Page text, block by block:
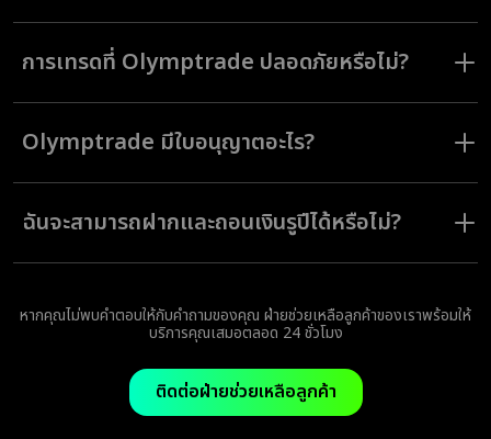
Olymptrade เป็นโบรกเกอร์ที่มีใบอนุญาตและควบคุมโดยคณะกรรมการ
บริการทางการเงินของวานูอาตู โบรกเกอร์มีเหตุอันชอบด้วยกฎหมายที่จะ
ดำเนินธุรกิจอย่างถูกต้องตามกฎหมายในรูปแบบของการเทรดที่แตกต่างกันไป
การเทรดที่ Olymptrade ปลอดภัยหรือไม่?
Olymptrade มอบเงื่อนไขการเทรดที่โปร่งใสและปกป้องผลประโยชน์ของนัก
เทรดไปพร้อม ๆ กัน ทั้งนี้ Olymptrade ยังได้รับการกำกับดูแลจากคณะ
กรรมาธิการการเงิน ซึ่งเป็นองค์กรกำกับดูแลอิสระระดับนานาชาติ โดยมีหน้าที่
ไกล่เกลี่ยข้อพิพาทระหว่างโบรกเกอร์และลูกค้า บริษัทที่จะสามารถเป็นสมาชิก
คณะกรรมาธิการการเงินได้จะต้องเป็นบริษัทที่คงมาตรฐานที่ปลอดภัยและ
นักเทรดของเรา
ได้รับการปกป้องโดยคณะกรรมาธิการการเงิน และประกับเงินฝากสูงสุดถึง
Olymptrade มีใบอนุญาตอะไร?
Olymptrade เป็นโบรกเกอร์ที่ได้รับความไว้วางใจ ซึ่งขณะนี้อยู่ภายใต้การ
กำกับดูแลโดยคณะกรรมการบริการทางการเงินแห่งมอริเชียส และคณะ
กรรมการบริการทางการเงินแห่งวานูอาตู คณะกรรมการบริการด้านการเงิน
มอริเชียสเป็นหนึ่งในองค์กรนานาชาติแห่งคณะกรรมการกำกับหลักทรัพย์
หมายความว่า Olymptrade ดำเนินการโดยสอดคล้องกับมาตรฐานข้อบังคับ
ฉันจะสามารถฝากและถอนเงินรูปีได้หรือไม่?
แน่นอน คุณสามารถฝากและถอนเงินรูปีผ่านช่องทางที่เป็นที่รู้จักกันดี เช่น UPI
หากคุณไม่พบคำตอบให้กับคำถามของคุณ ฝ่ายช่วยเหลือลูกค้าของเราพร้อมให้
บริการคุณเสมอตลอด 24 ชั่วโมง
ติดต่อฝ่ายช่วยเหลือลูกค้า